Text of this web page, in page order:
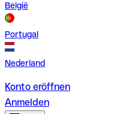
België
Portugal
Nederland
Konto eröffnen
Anmelden